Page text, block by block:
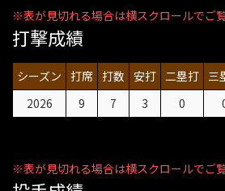
打撃成績
シーズン 打席 打数 安打 二塁打 三
2026
9 7 3 0